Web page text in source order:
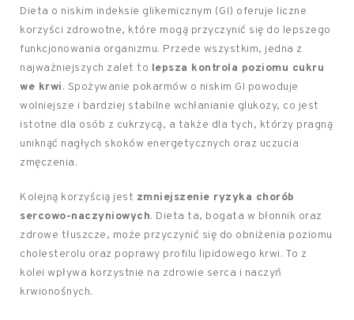
Dieta o niskim indeksie glikemicznym (GI) oferuje liczne
korzyści zdrowotne, które mogą przyczynić się do lepszego
funkcjonowania organizmu. Przede wszystkim, jedna z
najważniejszych zalet to lepsza kontrola poziomu cukru
we krwi. Spożywanie pokarmów o niskim GI powoduje
wolniejsze i bardziej stabilne wchłanianie glukozy, co jest
istotne dla osób z cukrzycą, a także dla tych, którzy pragną
uniknąć nagłych skoków energetycznych oraz uczucia
zmęczenia.
Kolejną korzyścią jest zmniejszenie ryzyka chorób
sercowo-naczyniowych. Dieta ta, bogata w błonnik oraz
zdrowe tłuszcze, może przyczynić się do obniżenia poziomu
cholesterolu oraz poprawy profilu lipidowego krwi. To z
kolei wpływa korzystnie na zdrowie serca i naczyń
krwionośnych.